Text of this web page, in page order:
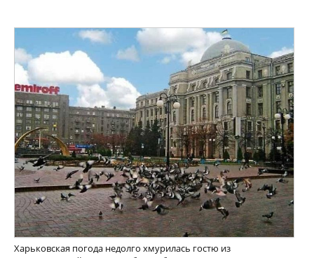
Харьковская погода недолго хмурилась гостю из